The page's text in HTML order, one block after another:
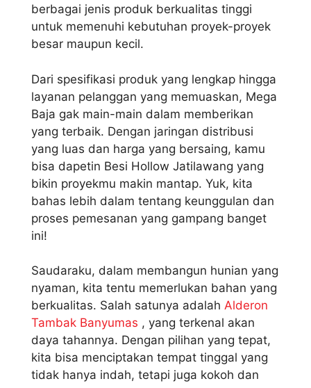
berbagai jenis produk berkualitas tinggi
untuk memenuhi kebutuhan proyek-proyek
besar maupun kecil.
Dari spesifikasi produk yang lengkap hingga
layanan pelanggan yang memuaskan, Mega
Baja gak main-main dalam memberikan
yang terbaik. Dengan jaringan distribusi
yang luas dan harga yang bersaing, kamu
bisa dapetin Besi Hollow Jatilawang yang
bikin proyekmu makin mantap. Yuk, kita
bahas lebih dalam tentang keunggulan dan
proses pemesanan yang gampang banget
ini!
Saudaraku, dalam membangun hunian yang
nyaman, kita tentu memerlukan bahan yang
berkualitas. Salah satunya adalah Alderon
Tambak Banyumas , yang terkenal akan
daya tahannya. Dengan pilihan yang tepat,
kita bisa menciptakan tempat tinggal yang
tidak hanya indah, tetapi juga kokoh dan